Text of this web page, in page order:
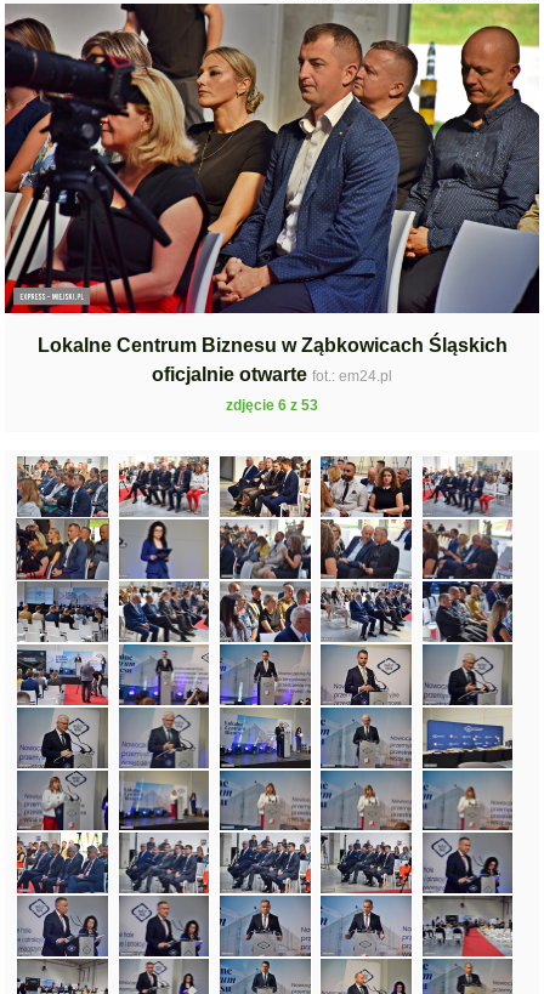
Lokalne Centrum Biznesu w Ząbkowicach Śląskich
oficjalnie otwarte fot.: em24.pl
zdjęcie 6 z 53